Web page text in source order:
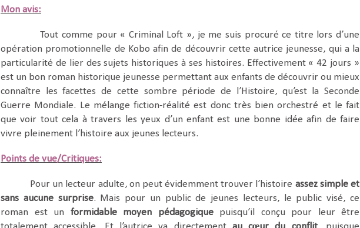
Mon avis:
Tout comme pour « Criminal Loft », je me suis procuré ce titre lors d’une
opération promotionnelle de Kobo afin de découvrir cette autrice jeunesse, qui a la
particularité de lier des sujets historiques à ses histoires. Effectivement « 42 jours »
est un bon roman historique jeunesse permettant aux enfants de découvrir ou mieux
connaître les facettes de cette sombre période de l’Histoire, qu’est la Seconde
Guerre Mondiale. Le mélange fiction-réalité est donc très bien orchestré et le fait
que voir tout cela à travers les yeux d’un enfant est une bonne idée afin de faire
vivre pleinement l’histoire aux jeunes lecteurs.
Points de vue/Critiques:
Pour un lecteur adulte, on peut évidemment trouver l’histoire assez simple et
sans aucune surprise. Mais pour un public de jeunes lecteurs, le public visé, ce
roman est un formidable moyen pédagogiquepuisqu’il conçu pour leur être